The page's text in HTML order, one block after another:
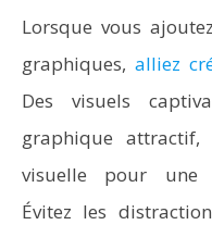
Lorsque vous
graphiques, alliez
Des visuels
graphique attractif,
visuelle pour une
Évitez les